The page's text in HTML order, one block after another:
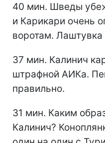
40 мин. Шведы
и Карикари очень
воротам. Лаштувка
37 мин. Калинич
штрафной АИКа.
правильно.
31 мин. Каким
Калинич?